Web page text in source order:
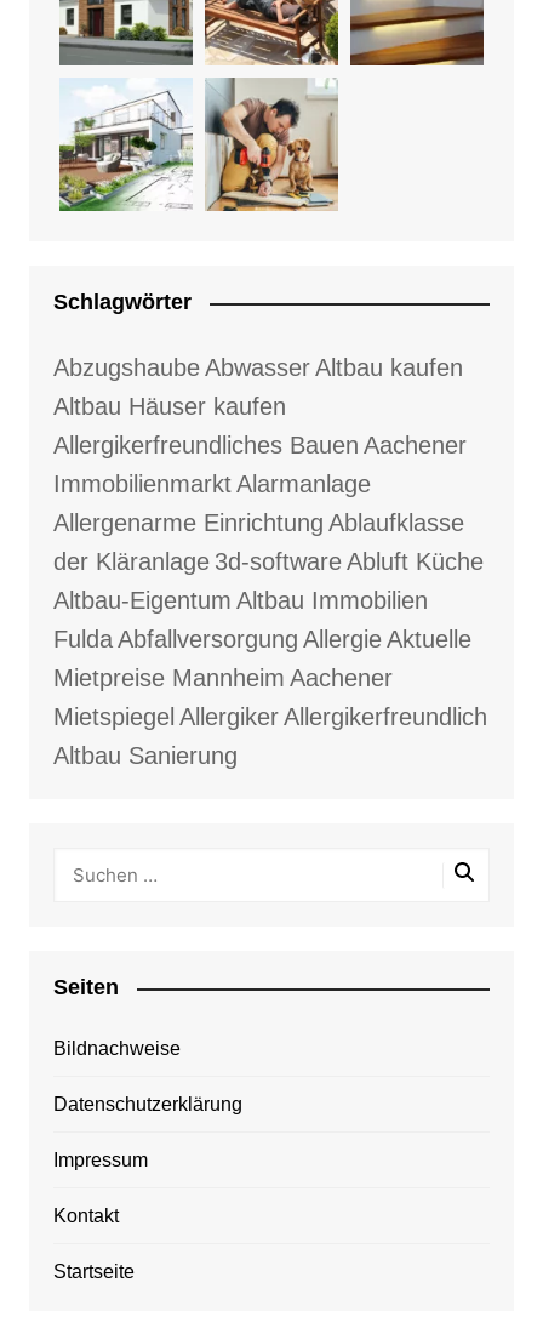
Schlagwörter
AbzugshaubeAbwasserAltbau kaufen
Altbau Häuser kaufen
Allergikerfreundliches Bauen Aachener
ImmobilienmarktAlarmanlage
Allergenarme Einrichtung Ablaufklasse
der Kläranlage 3d-softwareAbluft Küche
Altbau-Eigentum Altbau Immobilien
FuldaAbfallversorgung AllergieAktuelle
Mietpreise Mannheim Aachener
Mietspiegel AllergikerAllergikerfreundlich
Altbau Sanierung
Seiten
Bildnachweise
Datenschutzerklärung
Impressum
Kontakt
Startseite